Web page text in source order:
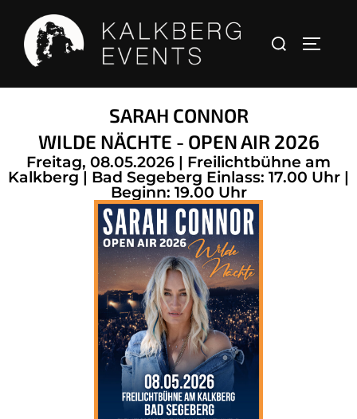
SARAH CONNOR
WILDE NÄCHTE - OPEN AIR 2026
Freitag, 08.05.2026 | Freilichtbühne am
Kalkberg | Bad Segeberg Einlass: 17.00 Uhr |
Beginn: 19.00 Uhr